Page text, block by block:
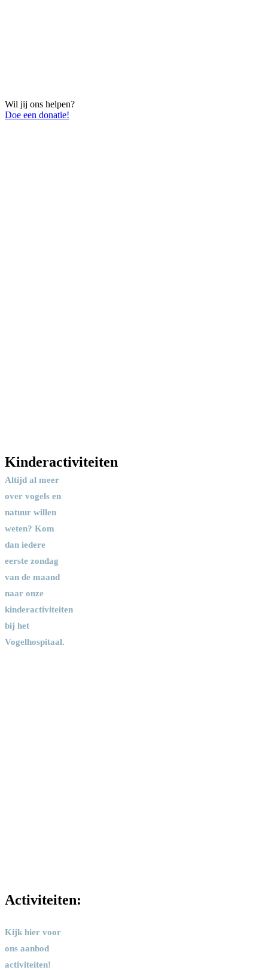
Wil jij ons helpen?
Doe een donatie!
Kinderactiviteiten
Altijd al meer
over vogels en
natuur willen
weten? Kom
dan iedere
eerste zondag
van de maand
naar onze
kinderactiviteiten
bij het
Vogelhospitaal.
Activiteiten:
Kijk hier voor
ons aanbod
activiteiten!